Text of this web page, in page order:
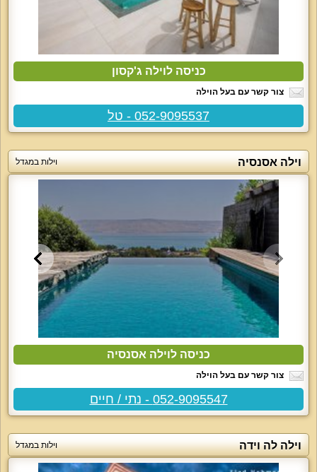
כניסה לוילה ג'קסון
צור קשר עם בעל הוילה
052-9095537 - טל
וילה אסנסיה וילות במגדל
כניסה לוילה אסנסיה
צור קשר עם בעל הוילה
052-9095547 - נתי / חיים
וילה לה וידה וילות במגדל